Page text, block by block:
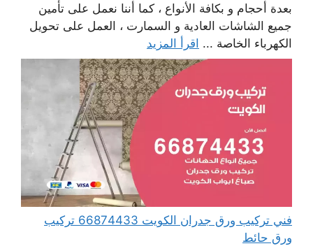
بعدة أحجام و بكافة الأنواع ، كما أننا نعمل على تأمين
جميع الشاشات العادية و السمارت ، العمل على تحويل
الكهرباء الخاصة ... اقرأ المزيد
فني تركيب ورق جدران الكويت 66874433 تركيب
ورق حائط